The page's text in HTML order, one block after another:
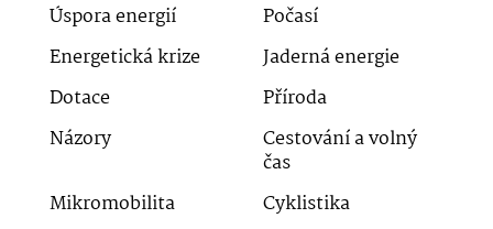
Úspora energií
Počasí
Energetická krize
Jaderná energie
Dotace
Příroda
Názory
Cestování a volný
čas
Mikromobilita
Cyklistika